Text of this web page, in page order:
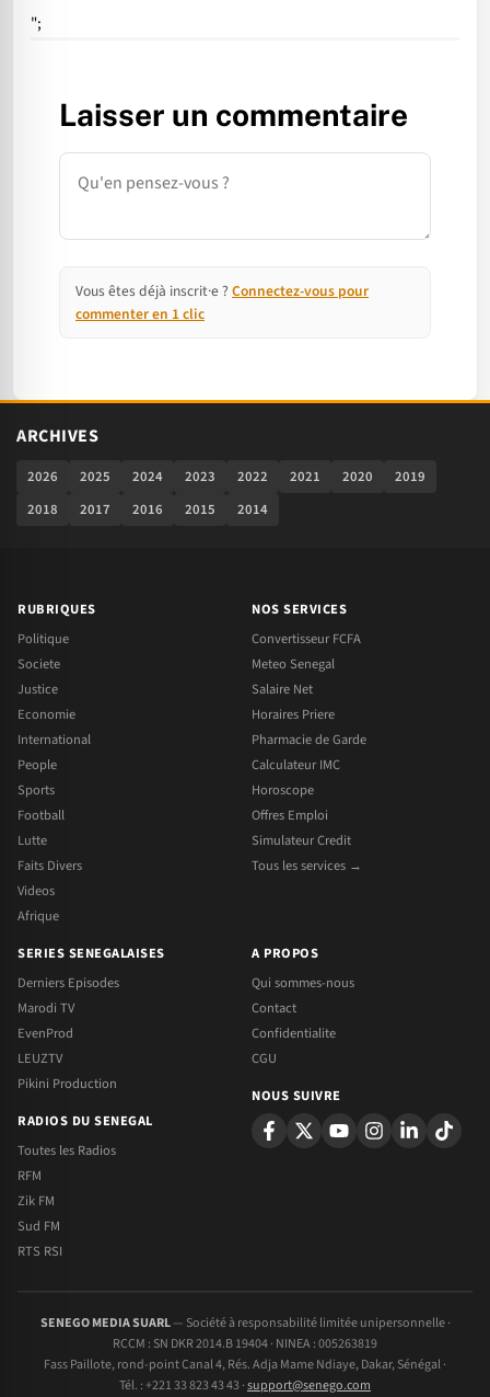
";
Laisser un commentaire
Commentaire
Vous êtes déjà inscrit·e ? Connectez-vous pour
commenter en 1 clic
ARCHIVES
2026 2025 2024 2023 2022 2021 2020
2019
2018
2017 2016 2015 2014
RUBRIQUES
Politique
Societe
Justice
Economie
International
People
Sports
Football
Lutte
Faits Divers
Videos
Afrique
NOS SERVICES
Convertisseur FCFA
Meteo Senegal
Salaire Net
Horaires Priere
Pharmacie de Garde
Calculateur IMC
Horoscope
Offres Emploi
Simulateur Credit
Tous les services →
SERIES SENEGALAISES
Derniers Episodes
Marodi TV
EvenProd
LEUZTV
Pikini Production
RADIOS DU SENEGAL
Toutes les Radios
RFM
Zik FM
Sud FM
RTS RSI
A PROPOS
Qui sommes-nous
Contact
Confidentialite
CGU
NOUS SUIVRE
SENEGO MEDIA SUARL— Société à responsabilité limitée unipersonnelle ·
RCCM : SN DKR 2014.B 19404 · NINEA : 005263819
Fass Paillote, rond-point Canal 4, Rés. Adja Mame Ndiaye, Dakar, Sénégal ·
Tél. : +221 33 823 43 43 ·support@senego.com